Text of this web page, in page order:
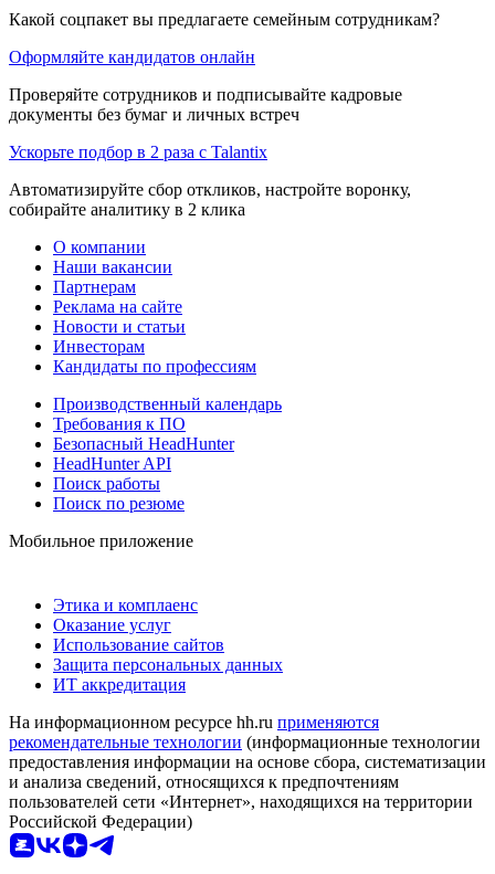
Какой соцпакет вы предлагаете семейным сотрудникам?
Оформляйте кандидатов онлайн
Проверяйте сотрудников и подписывайте кадровые
документы без бумаг и личных встреч
Ускорьте подбор в 2 раза с Talantix
Автоматизируйте сбор откликов, настройте воронку,
собирайте аналитику в 2 клика
О компании
Наши вакансии
Партнерам
Реклама на сайте
Новости и статьи
Инвесторам
Кандидаты по профессиям
Производственный календарь
Требования к ПО
Безопасный HeadHunter
HeadHunter API
Поиск работы
Поиск по резюме
Мобильное приложение
Этика и комплаенс
Оказание услуг
Использование сайтов
Защита персональных данных
ИТ аккредитация
На информационном ресурсе hh.ru применяются
рекомендательные технологии (информационные технологии
предоставления информации на основе сбора, систематизации
и анализа сведений, относящихся к предпочтениям
пользователей сети «Интернет», находящихся на территории
Российской Федерации)